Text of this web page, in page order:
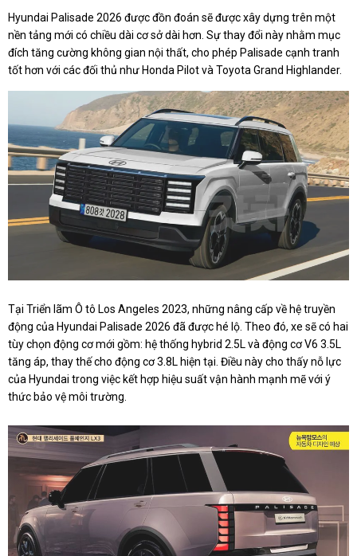
Hyundai Palisade 2026 được đồn đoán sẽ được xây dựng trên một
nền tảng mới có chiều dài cơ sở dài hơn. Sự thay đổi này nhằm mục
đích tăng cường không gian nội thất, cho phép Palisade cạnh tranh
tốt hơn với các đối thủ như Honda Pilot và Toyota Grand Highlander.
Tại Triển lãm Ô tô Los Angeles 2023, những nâng cấp về hệ truyền
động của Hyundai Palisade 2026 đã được hé lộ. Theo đó, xe sẽ có hai
tùy chọn động cơ mới gồm: hệ thống hybrid 2.5L và động cơ V6 3.5L
tăng áp, thay thế cho động cơ 3.8L hiện tại. Điều này cho thấy nỗ lực
của Hyundai trong việc kết hợp hiệu suất vận hành mạnh mẽ với ý
thức bảo vệ môi trường.